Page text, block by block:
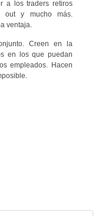
a los traders retiros
out y mucho más.
ventaja.
Creen en la
en los que puedan
empleados. Hacen